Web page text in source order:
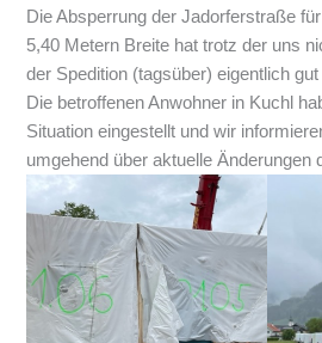
Die Absperrung der Jadorferstraße
5,40 Metern Breite hat trotz der uns
der Spedition (tagsüber) eigentlich
Die betroffenen Anwohner in Kuchl
Situation eingestellt und wir
umgehend über aktuelle Änderungen